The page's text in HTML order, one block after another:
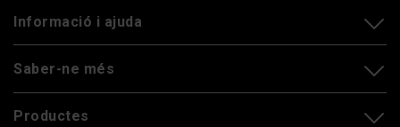
Informació i ajuda
Saber-ne més
Productes